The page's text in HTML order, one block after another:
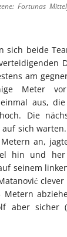
Fortunas
sich beide
am
Meter
aus,
Die
sich
an,
hin und her
seinem
aber sicher